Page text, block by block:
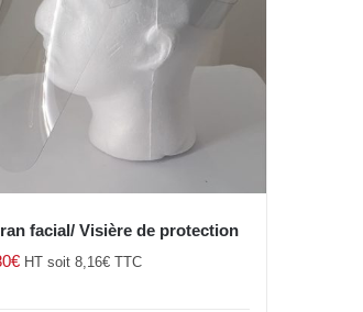
facial/ Visière de protection
€ HT soit 8,16€TTC